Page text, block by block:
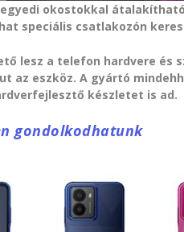
okostokkal
speciális csatlakozón
lesz a telefon hardvere és
az eszköz. A gyártó
készletet is ad.
gondolkodhatunk